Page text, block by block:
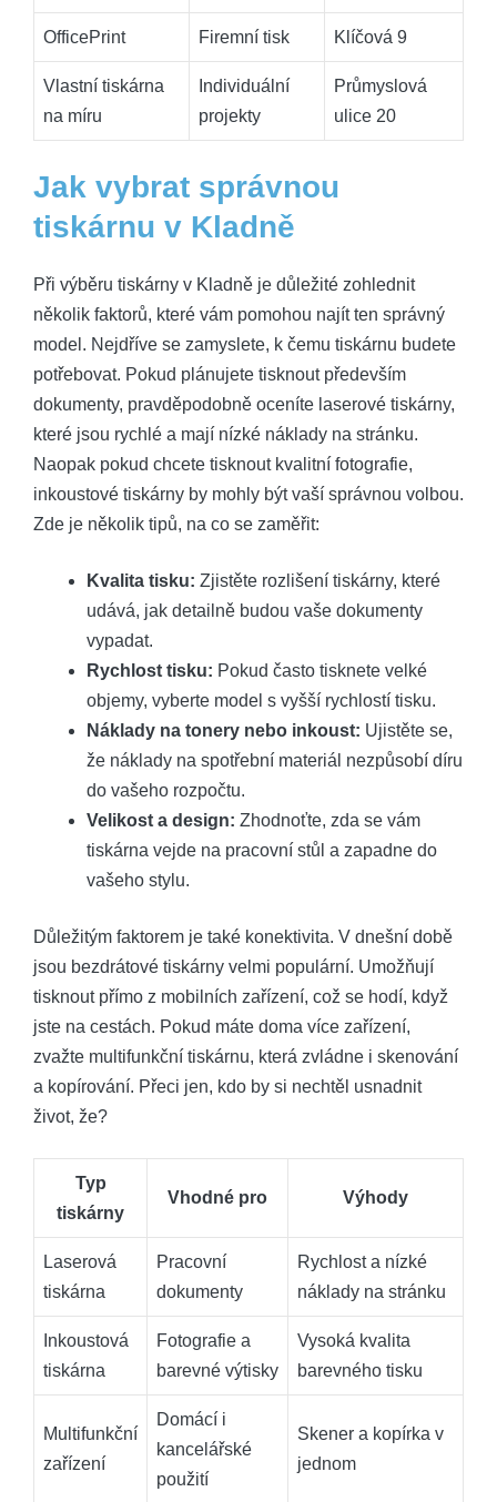
OfficePrint Firemní tisk Klíčová 9
Vlastní tiskárna
na míru
Individuální
projekty
Průmyslová
ulice 20
Jak vybrat správnou
tiskárnu v Kladně
Při výběru tiskárny v Kladně je důležité zohlednit
několik faktorů, které vám pomohou najít ten správný
model. Nejdříve se zamyslete, k čemu tiskárnu budete
potřebovat. Pokud plánujete tisknout především
dokumenty, pravděpodobně oceníte laserové tiskárny,
které jsou rychlé a mají nízké náklady na stránku.
Naopak pokud chcete tisknout kvalitní fotografie,
inkoustové tiskárny by mohly být vaší správnou volbou.
Zde je několik tipů, na co se zaměřit:
Kvalita tisku: Zjistěte rozlišení tiskárny, které
udává, jak detailně budou vaše dokumenty
vypadat.
Rychlost tisku: Pokud často tisknete velké
objemy, vyberte model s vyšší rychlostí tisku.
Náklady na tonery nebo inkoust: Ujistěte se,
že náklady na spotřební materiál nezpůsobí díru
do vašeho rozpočtu.
Velikost a design: Zhodnoťte, zda se vám
tiskárna vejde na pracovní stůl a zapadne do
vašeho stylu.
Důležitým faktorem je také konektivita. V dnešní době
jsou bezdrátové tiskárny velmi populární. Umožňují
tisknout přímo z mobilních zařízení, což se hodí, když
jste na cestách. Pokud máte doma více zařízení,
zvažte multifunkční tiskárnu, která zvládne i skenování
a kopírování. Přeci jen, kdo by si nechtěl usnadnit
život, že?
Typ
tiskárny
Vhodné pro Výhody
Laserová
tiskárna
Pracovní
dokumenty
Rychlost a nízké
náklady na stránku
Inkoustová
tiskárna
Fotografie a
barevné výtisky
Vysoká kvalita
barevného tisku
Multifunkční
zařízení
Domácí i
kancelářské
použití
Skener a kopírka v
jednom